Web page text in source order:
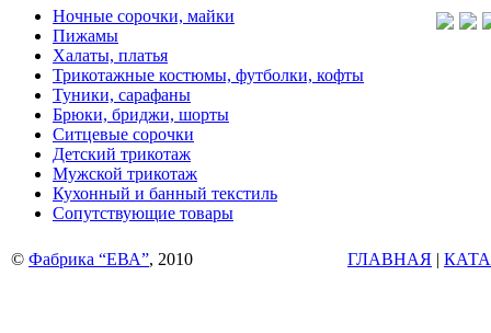
Ночные сорочки, майки
Пижамы
Халаты, платья
Трикотажные костюмы, футболки, кофты
Туники, сарафаны
Брюки, бриджи, шорты
Ситцевые сорочки
Детский трикотаж
Мужской трикотаж
Кухонный и банный текстиль
Сопутствующие товары
© Фабрика “ЕВА”, 2010 ГЛАВНАЯ |